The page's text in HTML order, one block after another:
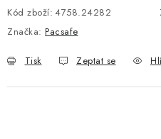
Kód zboží: 4758.24282
Značka: Pacsafe
Tisk Zeptat se